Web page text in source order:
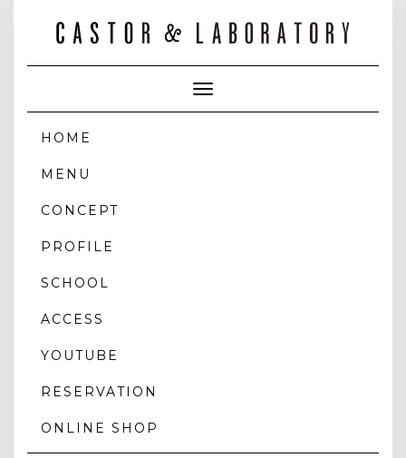
Toggle
Navigation
HOME
MENU
CONCEPT
PROFILE
SCHOOL
ACCESS
YOUTUBE
RESERVATION
ONLINE SHOP